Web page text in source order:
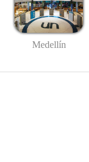
Medellín